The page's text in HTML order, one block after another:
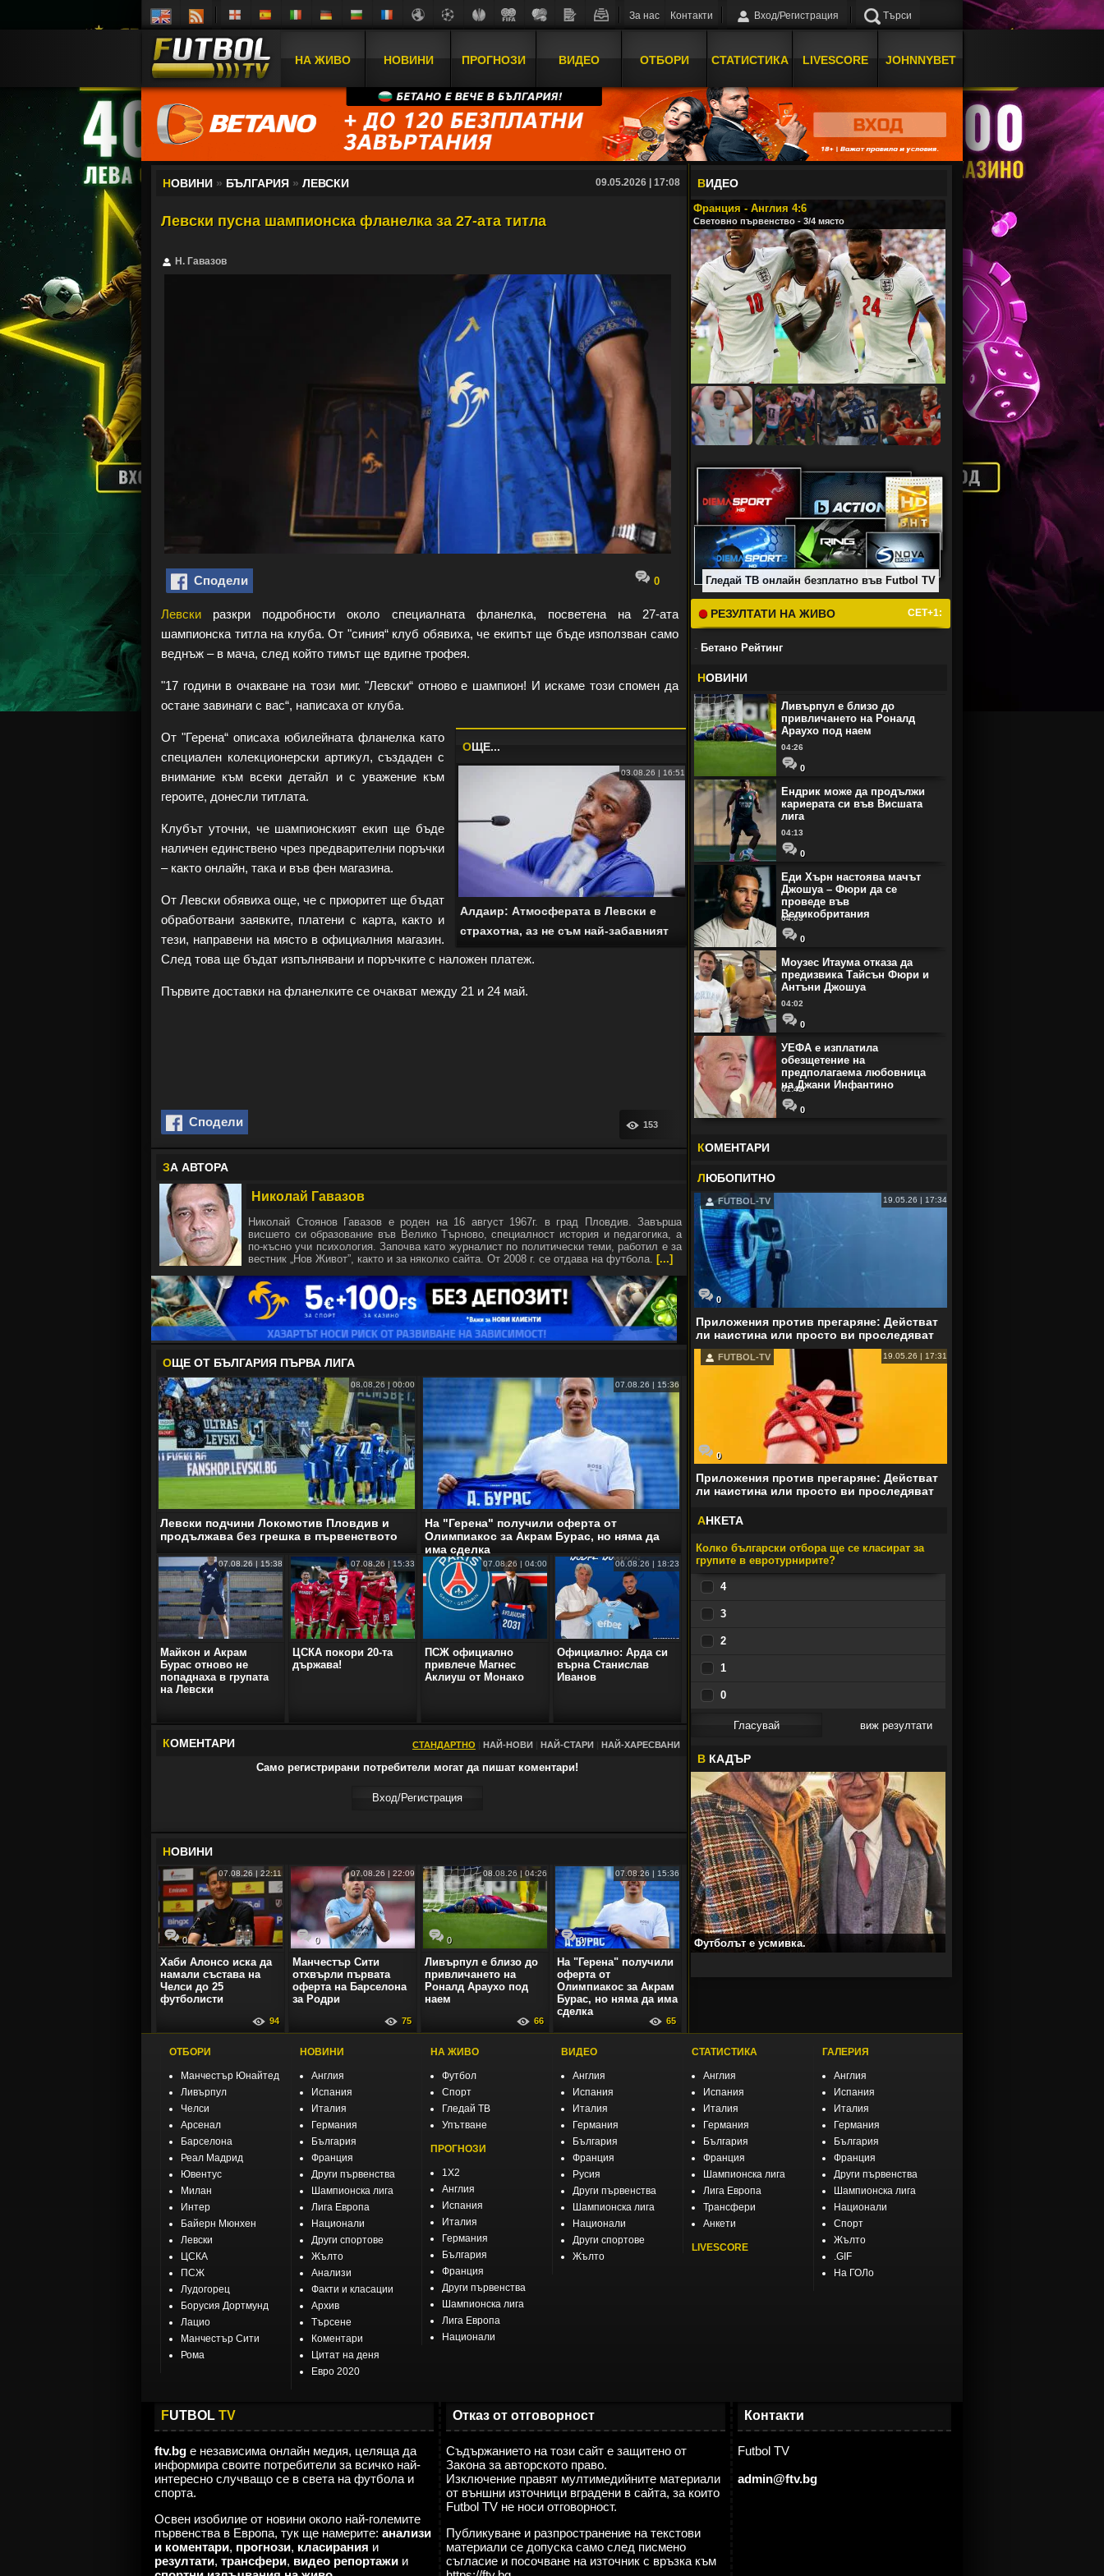
За нас Контакти Вход/Регистрация Търси
НА ЖИВО НОВИНИ ПРОГНОЗИ ВИДЕО ОТБОРИ СТАТИСТИКА LIVESCORE JOHNNYBET
НОВИНИ » БЪЛГАРИЯ » ЛЕВСКИ 09.05.2026 | 17:08
Левски пусна шампионска фланелка за 27-ата титла
Н. Гавазов
Сподели 0
Левски разкри подробности около специалната фланелка, посветена на 27-ата
шампионска титла на клуба. От "синия“ клуб обявиха, че екипът ще бъде използван само
веднъж – в мача, след който тимът ще вдигне трофея.
"17 години в очакване на този миг. "Левски“ отново е шампион! И искаме този спомен да
остане завинаги с вас“, написаха от клуба.
OЩЕ...
03.08.26 | 16:51
Алдаир: Атмосферата в Левски е
страхотна, аз не съм най-забавният
От "Герена“ описаха юбилейната фланелка като
специален колекционерски артикул, създаден с
внимание към всеки детайл и с уважение към
героите, донесли титлата.
Клубът уточни, че шампионският екип ще бъде
наличен единствено чрез предварителни поръчки
– както онлайн, така и във фен магазина.
От Левски обявиха още, че с приоритет ще бъдат
обработвани заявките, платени с карта, както и
тези, направени на място в официалния магазин.
След това ще бъдат изпълнявани и поръчките с наложен платеж.
Първите доставки на фланелките се очакват между 21 и 24 май.
Сподели 153
ЗА АВТОРА
Николай Гавазов
Николай Стоянов Гавазов е роден на 16 август 1967г. в град Пловдив. Завърша
висшето си образование във Велико Търново, специалност история и педагогика, а
по-късно учи психология. Започва като журналист по политически теми, работил е за
вестник „Нов Живот”, както и за няколко сайта. От 2008 г. се отдава на футбола. [...]
ОЩЕ ОТ БЪЛГАРИЯ ПЪРВА ЛИГА
08.08.26 | 00:00
Левски подчини Локомотив Пловдив и
продължава без грешка в първенството
07.08.26 | 15:36
На "Герена" получили оферта от
Олимпиакос за Акрам Бурас, но няма да
има сделка
07.08.26 | 15:38
Майкон и Акрам
Бурас отново не
попаднаха в групата
на Левски
07.08.26 | 15:33
ЦСКА покори 20-та
държава!
07.08.26 | 04:00
ПСЖ официално
привлече Магнес
Аклиуш от Монако
06.08.26 | 18:23
Официално: Арда си
върна Станислав
Иванов
КОМЕНТАРИ СТАНДАРТНО НАЙ-НОВИ НАЙ-СТАРИ НАЙ-ХАРЕСВАНИ
Само регистрирани потребители могат да пишат коментари!
Вход/Регистрaция
НОВИНИ
0
07.08.26 | 22:11
Хаби Алонсо иска да
намали състава на
Челси до 25
футболисти
94
0
07.08.26 | 22:09
Манчестър Сити
отхвърли първата
оферта на Барселона
за Родри
75
0
08.08.26 | 04:26
Ливърпул е близо до
привличането на
Роналд Араухо под
наем
66
0
07.08.26 | 15:36
На "Герена" получили
оферта от
Олимпиакос за Акрам
Бурас, но няма да има
сделка
65
ВИДЕО
Франция - Англия 4:6
Световно първенство - 3/4 място
Гледай ТВ онлайн безплатно във Futbol TV
РЕЗУЛТАТИ НА ЖИВО СЕТ+1:
- Бетано Рейтинг
НОВИНИ
Ливърпул е близо до
привличането на Роналд
Араухо под наем
04:26
0
Ендрик може да продължи
кариерата си във Висшата
лига
04:13
0
Еди Хърн настоява мачът
Джошуа – Фюри да се
проведе във
Великобритания
04:03
0
Моузес Итаума отказа да
предизвика Тайсън Фюри и
Антъни Джошуа
04:02
0
УЕФА е изплатила
обезщетение на
предполагаема любовница
на Джани Инфантино
01:42
0
КОМЕНТАРИ
ЛЮБОПИТНО
FUTBOL-TV 19.05.26 | 17:34
0
Приложения против прегаряне: Действат
ли наистина или просто ви проследяват
FUTBOL-TV 19.05.26 | 17:31
0
Приложения против прегаряне: Действат
ли наистина или просто ви проследяват
АНКЕТА
Колко български отбора ще се класират за
групите в евротурнирите?
4
3
2
1
0
виж резултати
В КАДЪР
Футболът е усмивка.
ОТБОРИ
Манчестър Юнайтед
Ливърпул
Челси
Арсенал
Барселона
Реал Мадрид
Ювентус
Милан
Интер
Байерн Мюнхен
Левски
ЦСКА
ПСЖ
Лудогорец
Борусия Дортмунд
Лацио
Манчестър Сити
Рома
НОВИНИ
Англия
Испания
Италия
Германия
България
Франция
Други първенства
Шампионска лига
Лига Европа
Национали
Други спортове
Жълто
Анализи
Факти и класации
Архив
Търсене
Коментари
Цитат на деня
Евро 2020
НА ЖИВО
Футбол
Спорт
Гледай ТВ
Упътване
ПРОГНОЗИ
1X2
Англия
Испания
Италия
Германия
България
Франция
Други първенства
Шампионска лига
Лига Европа
Национали
ВИДЕО
Англия
Испания
Италия
Германия
България
Франция
Русия
Други първенства
Шампионска лига
Национали
Други спортове
Жълто
СТАТИСТИКА
Англия
Испания
Италия
Германия
България
Франция
Шампионска лига
Лига Европа
Трансфери
Анкети
LIVESCORE
ГАЛЕРИЯ
Англия
Испания
Италия
Германия
България
Франция
Други първенства
Шампионска лига
Национали
Спорт
Жълто
.GIF
На ГОЛо
FUTBOL TV
ftv.bg е независима онлайн медия, целяща да
информира своите потребители за всичко най-
интересно случващо се в света на футбола и
спорта.
Освен изобилие от новини около най-големите
първенства в Европа, тук ще намерите: анализи
и коментари, прогнози, класирания и
резултати, трансфери, видео репортажи и
Отказ от отговорност
Съдържанието на този сайт е защитено от
Закона за авторското право.
Изключение правят мултимедийните материали
от външни източници вградени в сайта, за които
Futbol TV не носи отговорност.
Публикуване и разпространение на текстови
материали се допуска само след писмено
съгласие и посочване на източник с връзка към
Контакти
Futbol TV
admin@ftv.bg